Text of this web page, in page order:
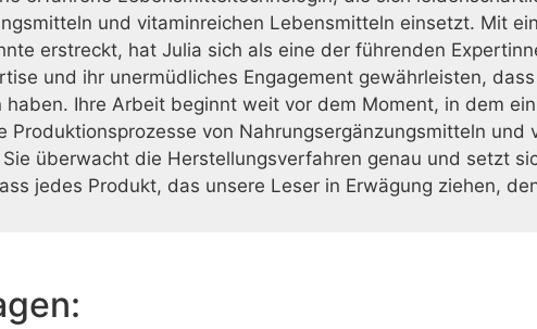
und vitaminreichen Lebensmitteln einsetzt. Mit
erstreckt, hat Julia sich als eine der führenden
und ihr unermüdliches Engagement gewährleisten,
haben. Ihre Arbeit beginnt weit vor dem Moment, in dem
Produktionsprozesse von Nahrungsergänzungsmitteln und
überwacht die Herstellungsverfahren genau und setzt
jedes Produkt, das unsere Leser in Erwägung ziehen,